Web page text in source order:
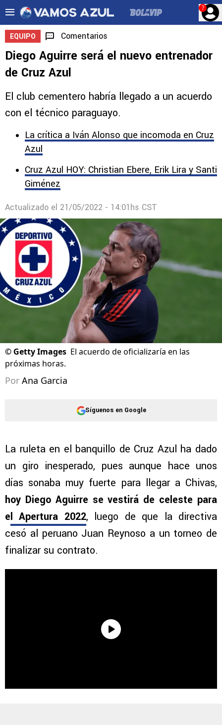
?
EQUIPO Comentarios
Diego Aguirre será el nuevo entrenador
de Cruz Azul
El club cementero habría llegado a un acuerdo
con el técnico paraguayo.
La crítica a Iván Alonso que incomoda en Cruz
Azul
Cruz Azul HOY: Christian Ebere, Erik Lira y Santi
Giménez
Actualizado el 21/05/2022 - 14:01hs CST
© Getty Images El acuerdo de oficializaría en las
próximas horas.
Por Ana Garcia
Síguenos en Google
La ruleta en el banquillo de Cruz Azul ha dado
un giro inesperado, pues aunque hace unos
días sonaba muy fuerte para llegar a Chivas,
hoy Diego Aguirre se vestirá de celeste para
el Apertura 2022, luego de que la directiva
cesó al peruano Juan Reynoso a un torneo de
finalizar su contrato.